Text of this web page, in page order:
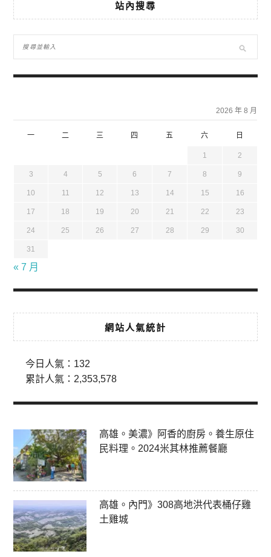
站內搜尋
2026 年 8 月
一 二 三 四 五 六 日
1 2
3 4 5 6 7 8 9
10 11 12 13 14 15 16
17 18 19 20 21 22 23
24 25 26 27 28 29 30
31
« 7 月
網站人氣統計
今日人氣： 132
累計人氣： 2,353,578
高雄。美濃》阿香的廚房。養生原住
民料理。2024米其林推薦餐廳
高雄。內門》308高地洪代表桶仔雞
土雞城